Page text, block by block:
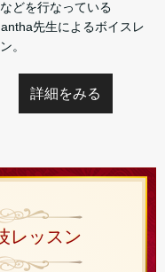
どを行なっている
先生によるボイスレ
。
詳細をみる
レッスン